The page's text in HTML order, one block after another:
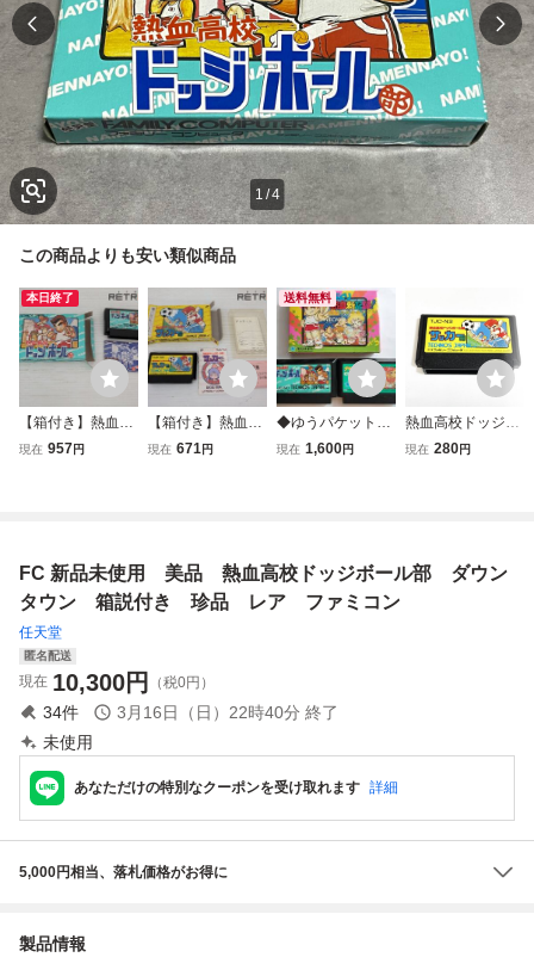
1 /4
この商品よりも安い類似商品
本日終了
【箱付き】熱血高
校ドッジボール部
現在 957円
【箱付き】熱血高
校ドッジボール部
現在 671円
送料無料
◆ゆうパケットポ
スト送料無料◆FC
認済み
現在 1,600円
熱血高校ドッジボ
ール部 サッカー編
現在 280円
FC 新品未使用 美品 熱血高校ドッジボール部 ダウン
タウン 箱説付き 珍品 レア ファミコン
任天堂
匿名配送
現在 10,300円 （税0円）
34件 3月16日（日）22時40分 終了
未使用
あなただけの特別なクーポンを受け取れます 詳細
5,000円相当、落札価格がお得に
製品情報